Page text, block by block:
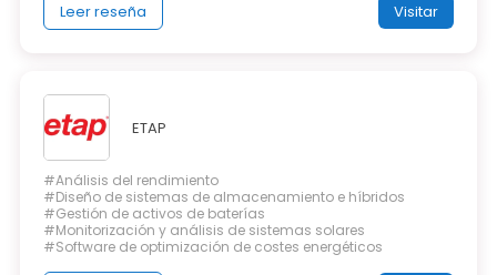
Leer reseña Visitar
ETAP
#Análisis del rendimiento
#Diseño de sistemas de almacenamiento e híbridos
#Gestión de activos de baterías
#Monitorización y análisis de sistemas solares
#Software de optimización de costes energéticos